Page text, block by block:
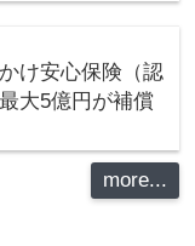
け安心保険（認
大5億円が補償
more...